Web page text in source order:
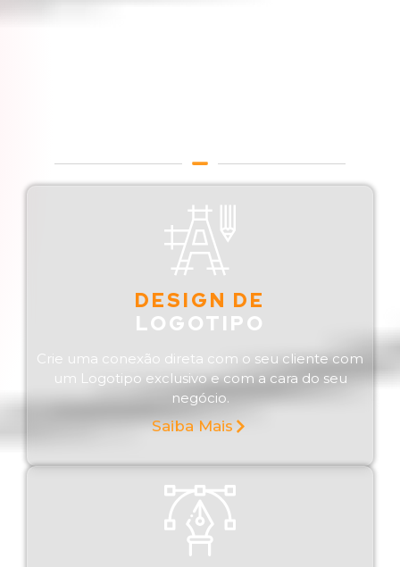
DESIGN DE
LOGOTIPO
Crie uma conexão direta com o seu cliente com
um Logotipo exclusivo e com a cara do seu
negócio.
Saiba Mais